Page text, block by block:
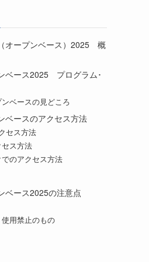
オープンベース）2025 概
ベース2025 プログラム･
ベースの見どころ
ベースのアクセス方法
セス方法
ス方法
のアクセス方法
ベース2025の注意点
用禁止のもの